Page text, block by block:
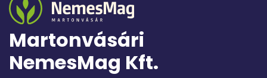
Martonvásári
NemesMag Kft.